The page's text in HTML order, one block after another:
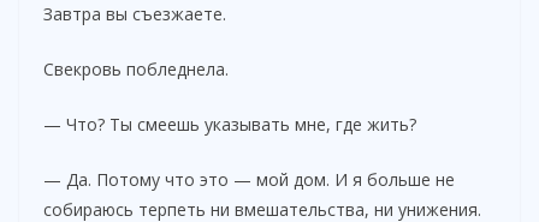
e
o
Завтра вы съезжаете.
Свекровь побледнела.
— Что? Ты смеешь указывать мне, где жить?
— Да. Потому что это — мой дом. И я больше не
собираюсь терпеть ни вмешательства, ни унижения.